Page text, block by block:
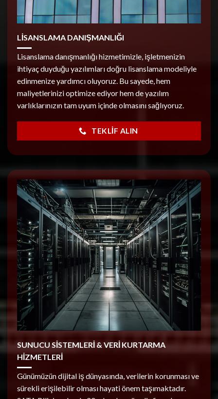
LİSANSLAMA DANIŞMANLIĞI
Lisanslama danışmanlığı hizmetimizle, işletmenizin
ihtiyaç duyduğu yazılımları doğru lisanslama modeliyle
edinmenize yardımcı oluyoruz. Bu sayede, hem
maliyetlerinizi optimize ediyor hem de yazılım
varlıklarınızın tam uyum içinde olmasını sağlıyoruz.
TEKLIF ALIN
SUNUCU SİSTEMLERİ & VERİ KURTARMA
HİZMETLERİ
Günümüzün dijital iş dünyasında, verilerin korunması ve
sürekli erişilebilir olması hayati önem taşımaktadır.